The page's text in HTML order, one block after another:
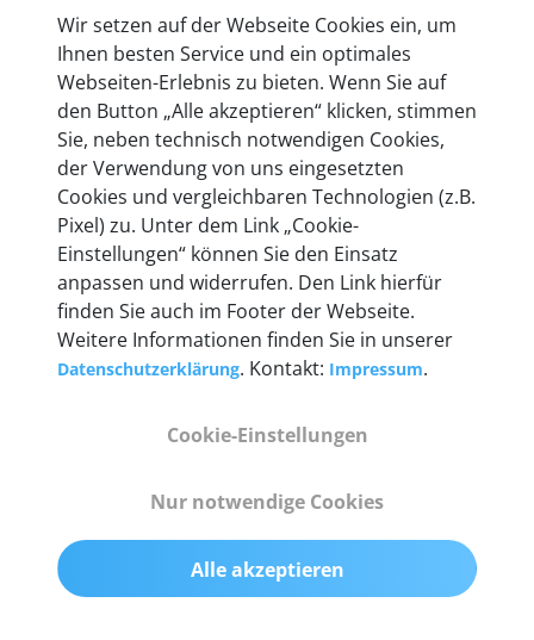
In den Kfz-Diagnosegeräten von autoaid stecken
mehr als 10 Jahre Erfahrung, und auch in Zukunft
entwickeln wir unsere Produkte am Standort in
Berlin laufend weiter. Auf diese Qualität vertrauen
heute mehr als 60.000 Privatkunden und
Unternehmen.
Technische Details &
Lieferumfang
Abmessungen
Gewicht
200 g
Wir setzen auf der Webseite Cookies ein, um
Ihnen besten Service und ein optimales
Webseiten-Erlebnis zu bieten. Wenn Sie auf
den Button „Alle akzeptieren“ klicken, stimmen
Sie, neben technisch notwendigen Cookies,
der Verwendung von uns eingesetzten
Cookies und vergleichbaren Technologien (z.B.
Pixel) zu. Unter dem Link „Cookie-
Einstellungen“ können Sie den Einsatz
anpassen und widerrufen. Den Link hierfür
finden Sie auch im Footer der Webseite.
Weitere Informationen finden Sie in unserer
Datenschutzerklärung. Kontakt: Impressum.
Cookie-Einstellungen
Nur notwendige Cookies
Alle akzeptieren